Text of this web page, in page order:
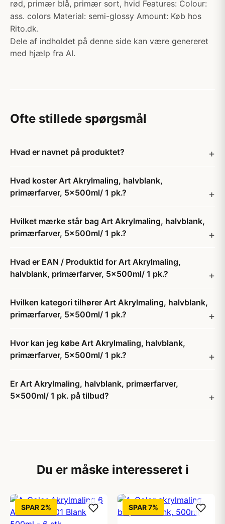
rød, primær blå, primær sort, hvid Features: Colour:
ass. colors Material: semi-glossy Amount: Køb hos
Rito.dk.
Dele af indholdet på denne side kan være genereret
med hjælp fra AI.
Ofte stillede spørgsmål
Hvad er navnet på produktet?
Hvad koster Art Akrylmaling, halvblank,
primærfarver, 5x500ml/ 1 pk.?
Hvilket mærke står bag Art Akrylmaling, halvblank,
primærfarver, 5x500ml/ 1 pk.?
Hvad er EAN / Produktid for Art Akrylmaling,
halvblank, primærfarver, 5x500ml/ 1 pk.?
Hvilken kategori tilhører Art Akrylmaling, halvblank,
primærfarver, 5x500ml/ 1 pk.?
Hvor kan jeg købe Art Akrylmaling, halvblank,
primærfarver, 5x500ml/ 1 pk.?
Er Art Akrylmaling, halvblank, primærfarver,
5x500ml/ 1 pk. på tilbud?
Du er måske interesseret i
SPAR 2% SPAR 7%